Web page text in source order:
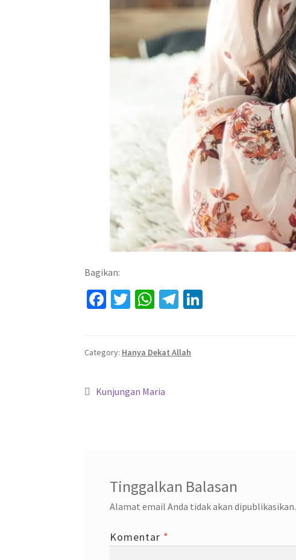
Bagikan:
Fa
o
k
T
er
W
sA
p
Te
a
Category: Hanya Dekat Allah
Navigasi
Previous
Kunjungan Maria
Tinggalkan Balasan
Alamat email Anda tidak akan dipublikasikan.
Komentar *